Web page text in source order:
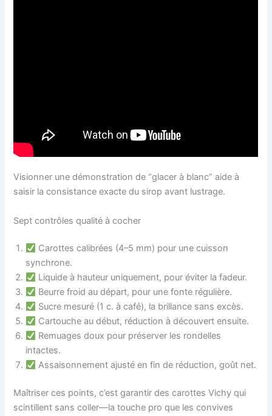
Visionner une démonstration de “glacer à blanc” aide à
saisir la consistance exacte du sirop avant lustrage.
Sept contrôles qualité à cocher
Carottes calibrées (4–5 mm) pour une cuisson
synchrone.
Liquide à hauteur uniquement, pour éviter la fadeur.
Beurre froid au départ, pour une fonte régulière.
Sucre mesuré (1 c. à café), la brillance sans excès.
Cartouche au début, réduction à découvert ensuite.
Remuages doux pour préserver les rondelles
intactes.
Assaisonnement ajusté en fin de réduction, goût net.
Maîtriser ces points, c’est garantir des carottes Vichy qui
scintillent sans coller—la touche pro que les convives